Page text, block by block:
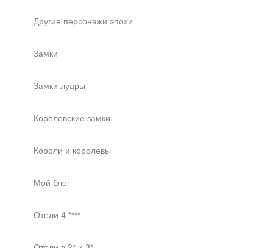
Другие персонажи эпохи
Замки
Замки луары
Королевские замки
Короли и королевы
Мой блог
Отели 4 ****